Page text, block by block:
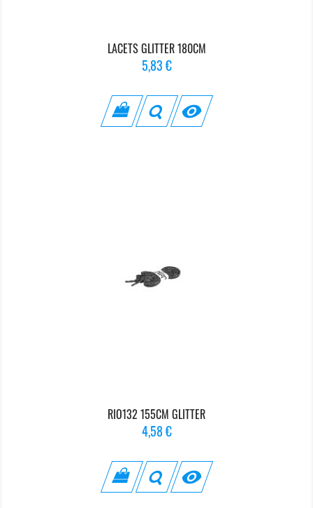
LACETS GLITTER 180CM
Prix
5,83 €

RIO132 155CM GLITTER
Prix
4,58 €
